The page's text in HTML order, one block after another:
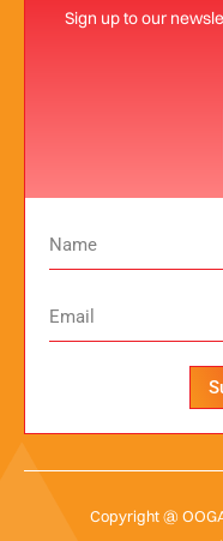
Sign up to our
Copyright @